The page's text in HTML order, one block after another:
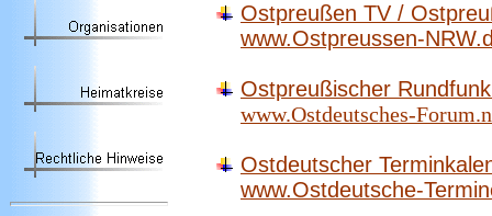
Ostpreußen TV /
www.Ostpreussen-
Ostpreußischer
www.Ostdeutsches-
Ostdeutscher
www.Ostdeutsche-